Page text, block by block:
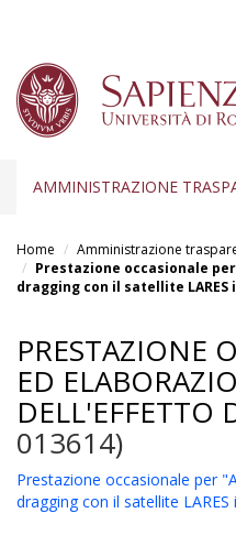
contenuto
principale
AMMINISTRAZIONE
Home Amministrazione
Prestazione occasionale
dragging con il satellite
PRESTAZIONE
ED
DELL'EFFETTO
013614)
Prestazione occasionale per
dragging con il satellite LARES